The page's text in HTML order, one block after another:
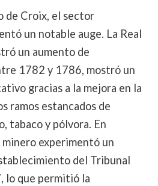
de Croix, el sector
un notable auge. La Real
un aumento de
1782 y 1786, mostró un
gracias a la mejora en la
ramos estancados de
tabaco y pólvora. En
experimentó un
del Tribunal
lo que permitió la